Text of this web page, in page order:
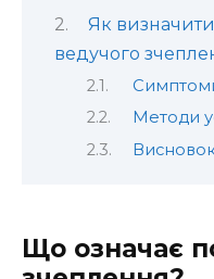
Як
ведучого
Методи
Що означає